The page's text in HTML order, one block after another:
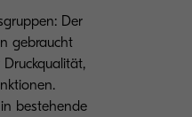
Der
gebraucht
bestehende